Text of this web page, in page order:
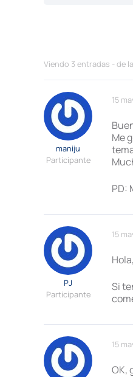
Viendo 3 entradas - de
15
maniju
Participante
Me
PD:
15
PJ
Participante
Si
15
OK,